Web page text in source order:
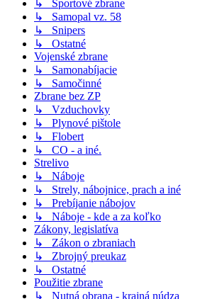
↳ Športové zbrane
↳ Samopal vz. 58
↳ Snipers
↳ Ostatné
Vojenské zbrane
↳ Samonabíjacie
↳ Samočinné
Zbrane bez ZP
↳ Vzduchovky
↳ Plynové pištole
↳ Flobert
↳ CO - a iné.
Strelivo
↳ Náboje
↳ Strely, nábojnice, prach a iné
↳ Prebíjanie nábojov
↳ Náboje - kde a za koľko
Zákony, legislatíva
↳ Zákon o zbraniach
↳ Zbrojný preukaz
↳ Ostatné
Použitie zbrane
↳ Nutná obrana - krajná núdza